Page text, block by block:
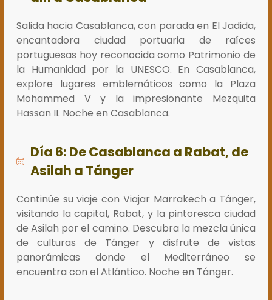
Salida hacia Casablanca, con parada en El Jadida,
encantadora ciudad portuaria de raíces
portuguesas hoy reconocida como Patrimonio de
la Humanidad por la UNESCO. En Casablanca,
explore lugares emblemáticos como la Plaza
Mohammed V y la impresionante Mezquita
Hassan II. Noche en Casablanca.
Día 6: De Casablanca a Rabat, de
Asilah a Tánger
Continúe su viaje con Viajar Marrakech a Tánger,
visitando la capital, Rabat, y la pintoresca ciudad
de Asilah por el camino. Descubra la mezcla única
de culturas de Tánger y disfrute de vistas
panorámicas donde el Mediterráneo se
encuentra con el Atlántico. Noche en Tánger.